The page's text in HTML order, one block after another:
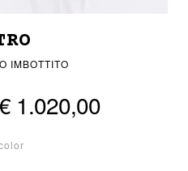
IMBOTTITO
1.020,00